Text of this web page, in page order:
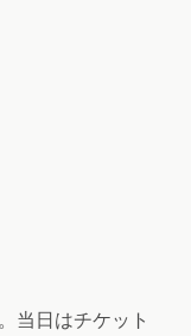
当日はチケット